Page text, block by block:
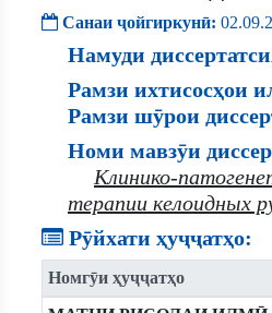
Санаи ҷойгиркунӣ:
Намуди
Рамзи ихтисосҳои
Рамзи шӯрои
Номи мавзӯи
Клинико-
терапии келоидных
Рӯйхати ҳуҷҷатҳо:
Номгӯи ҳуҷҷатҳо